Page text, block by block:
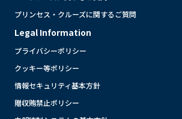
プリンセス・クルーズに関するご質問
Legal Information
プライバシーポリシー
クッキー等ポリシー
情報セキュリティ基本方針
贈収賄禁止ポリシー